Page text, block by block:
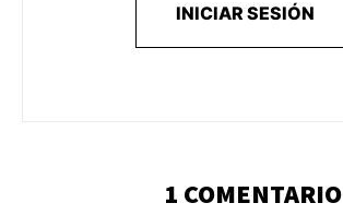
INICIAR SESIÓN
1 COMENTARIO